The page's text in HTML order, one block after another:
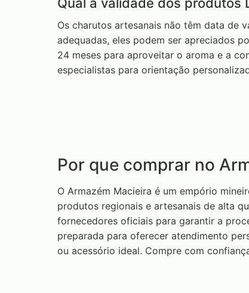
Os charutos artesanais não têm data de
adequadas, eles podem ser apreciados
24 meses para aproveitar o aroma e a
especialistas para orientação
Por que comprar no
O Armazém Macieira é um empório
produtos regionais e artesanais de alta
fornecedores oficiais para garantir a
preparada para oferecer atendimento
ou acessório ideal. Compre com